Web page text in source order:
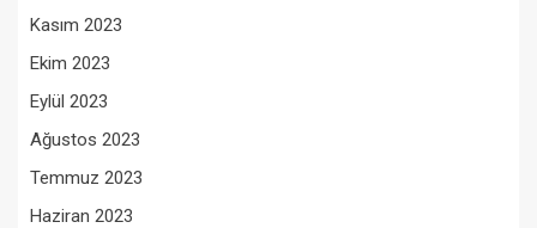
Kasım 2023
Ekim 2023
Eylül 2023
Ağustos 2023
Temmuz 2023
Haziran 2023